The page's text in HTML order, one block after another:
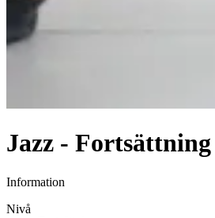
Jazz - Fortsättning
Information
Nivå